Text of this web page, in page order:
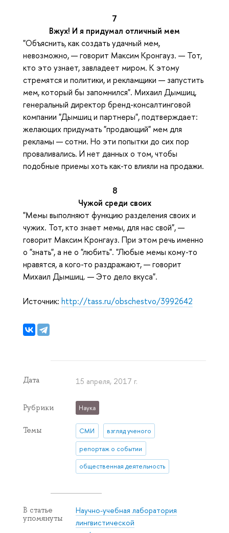
7
Вжух! И я придумал отличный мем
"Объяснить, как создать удачный мем,
невозможно, — говорит Максим Кронгауз. — Тот,
кто это узнает, завладеет миром. К этому
стремятся и политики, и рекламщики — запустить
мем, который бы запомнился". Михаил Дымшиц,
генеральный директор бренд-консалтинговой
компании "Дымшиц и партнеры", подтверждает:
желающих придумать "продающий" мем для
рекламы — сотни. Но эти попытки до сих пор
проваливались. И нет данных о том, чтобы
подобные приемы хоть как-то влияли на продажи.
8
Чужой среди своих
"Мемы выполняют функцию разделения своих и
чужих. Тот, кто знает мемы, для нас свой", —
говорит Максим Кронгауз. При этом речь именно
о "знать", а не о "любить". "Любые мемы кому-то
нравятся, а кого-то раздражают, — говорит
Михаил Дымшиц. — Это дело вкуса".
Источник: http://tass.ru/obschestvo/3992642
Дата 15 апреля, 2017 г.
Рубрики Наука
Темы СМИ взгляд ученого
репортаж о событии
общественная деятельность
В статье
упомянуты
Научно-учебная лаборатория
лингвистической